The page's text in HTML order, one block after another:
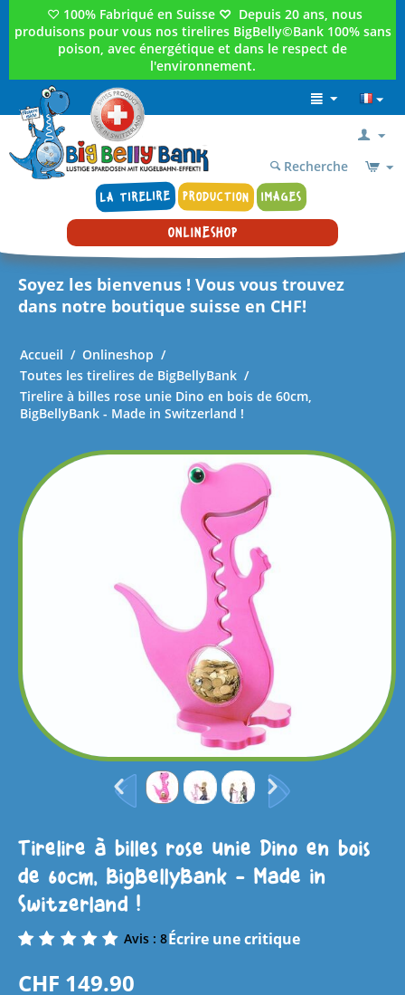
♡ 100% Fabriqué en Suisse ♡ Depuis 20 ans, nous
produisons pour vous nos tirelires BigBelly©Bank 100% sans
poison, avec énergétique et dans le respect de
l'environnement.
LA TIRELIRE PRODUCTION IMAGES
Recherche
ONLINESHOP
Soyez les bienvenus ! Vous vous trouvez
dans notre boutique suisse en CHF!
Accueil / Onlineshop /
Toutes les tirelires de BigBellyBank /
Tirelire à billes rose unie Dino en bois de 60cm,
BigBellyBank - Made in Switzerland !
Tirelire à billes rose unie Dino en bois
de 60cm, BigBellyBank - Made in
Switzerland !
Avis : 8Écrire une critique
CHF 149.90